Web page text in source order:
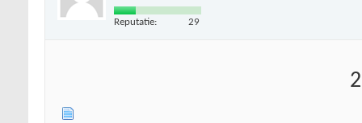
Reputatie: 29